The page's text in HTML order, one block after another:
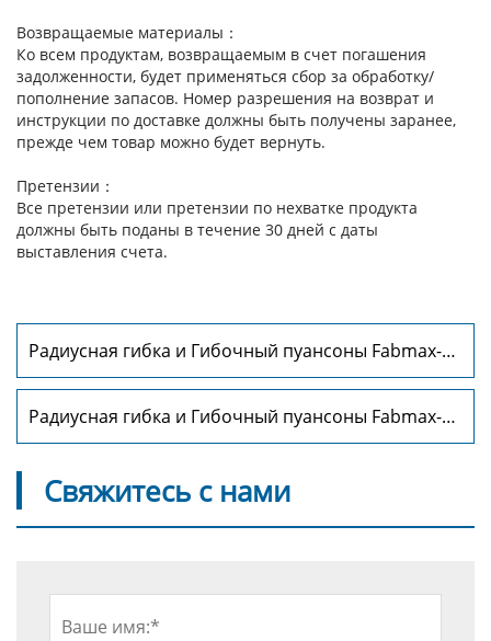
Возвращаемые материалы：
Ко всем продуктам, возвращаемым в счет погашения
задолженности, будет применяться сбор за обработку/
пополнение запасов. Номер разрешения на возврат и
инструкции по доставке должны быть получены заранее,
прежде чем товар можно будет вернуть.
Претензии：
Все претензии или претензии по нехватке продукта
должны быть поданы в течение 30 дней с даты
выставления счета.
Радиусная гибка и Гибочный пуансоны Fabmax-
RP1019
Радиусная гибка и Гибочный пуансоны Fabmax-
RP1021
Свяжитесь с нами